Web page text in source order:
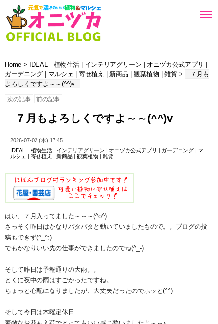
Home > IDEAL 植物生活 インテリアグリーン オニヅカ公式アプリ
ガーデニング
マルシェ 寄せ植え 新商品 観葉植物 雑貨 >
７月も
よろしくですよ～～(^^)v
次の記事 前の記事
７月もよろしくですよ～～(^^)v
2026-07-02 (木) 17:45
IDEAL 植物生活 | インテリアグリーン | オニヅカ公式アプリ | ガーデニング | マ
ルシェ | 寄せ植え | 新商品 | 観葉植物 | 雑貨
はい、７月入ってました～～～(^o^)
さっそく昨日はかなりバタバタと動いていましたもので。。ブログの投
稿もできず(^_^;)
でもかなりいい先の仕事ができましたのでね(^_-)
そして昨日は予報通りの大雨。。
とくに夜中の雨はすごかったですね。
ちょっと心配になりましたが、大丈夫だったのでホッと(^^)
そして今日は木曜定休日